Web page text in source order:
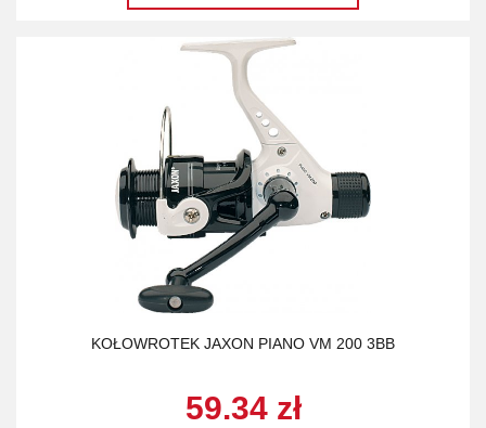
KOŁOWROTEK JAXON PIANO VM 200 3BB
59.34 zł